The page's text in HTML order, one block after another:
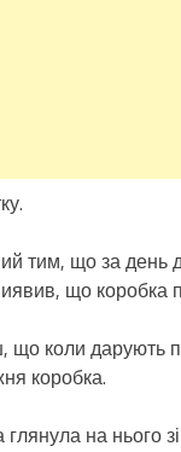
тим, що за день
що
що коли дарують
коробка.
на нього